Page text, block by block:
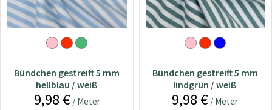
Bündchen gestreift 5 mm
hellblau / weiß
9,98 €/ Meter
Bündchen gestreift 5 mm
lindgrün / weiß
9,98 € / Meter